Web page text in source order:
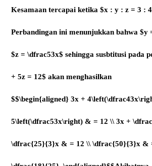
Kesamaan tercapai ketika $x : y : z = 3 :
Perbandingan ini menunjukkan bahwa $y
$z = \dfrac53x$ sehingga susbtitusi pada
+ 5z = 12$ akan menghasilkan
$$\begin{aligned} 3x +
5\left(\dfrac53x\right) & = 12 \\ 3x +
\dfrac{25}{3}x & = 12 \\ \dfrac{50}{3}x &